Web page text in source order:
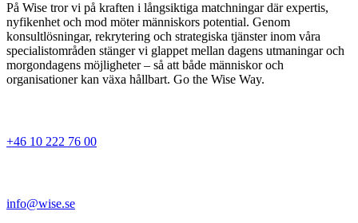
På Wise tror vi på kraften i långsiktiga matchningar där expertis,
nyfikenhet och mod möter människors potential. Genom
konsultlösningar, rekrytering och strategiska tjänster inom våra
specialistområden stänger vi glappet mellan dagens utmaningar och
morgondagens möjligheter – så att både människor och
organisationer kan växa hållbart. Go the Wise Way.
+46 10 222 76 00
info@wise.se